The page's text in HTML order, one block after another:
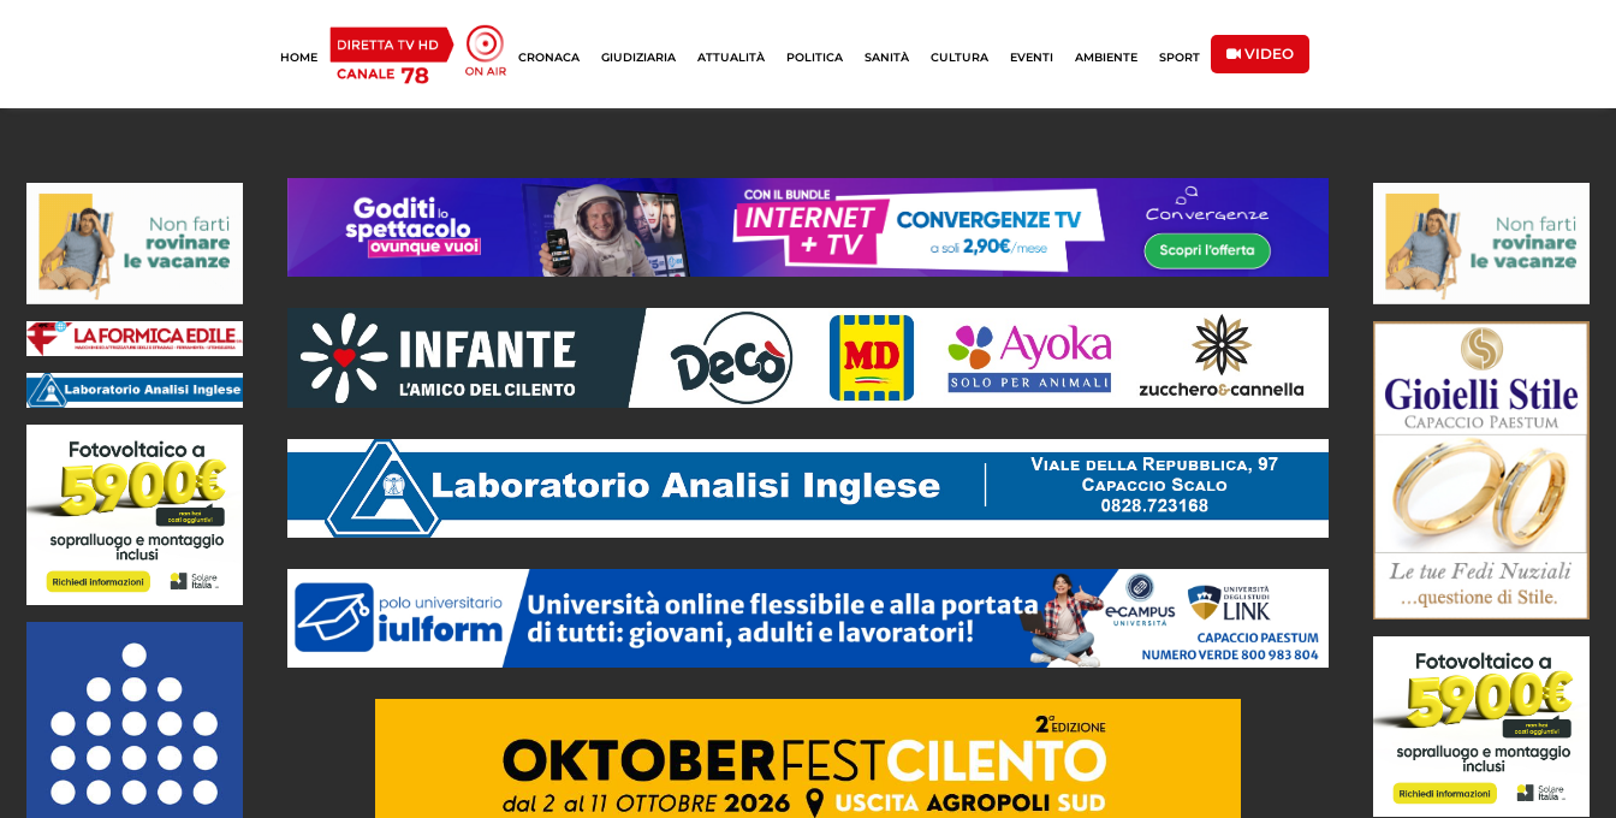
HOME CRONACA GIUDIZIARIA ATTUALITÀ POLITICA SANITÀ CULTURA EVENTI AMBIENTE SPORT VIDEO